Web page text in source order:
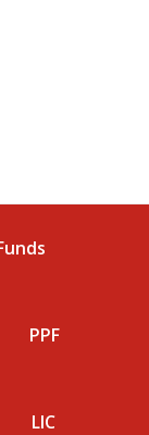
PPF
LIC